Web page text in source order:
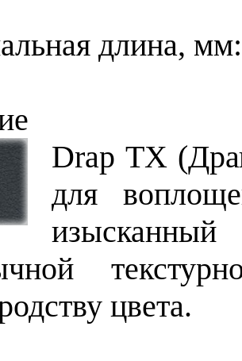
длина, мм:
Drap ТХ
для
изысканный
цвета.